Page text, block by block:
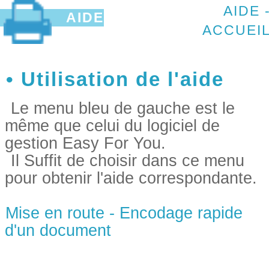
AIDE
AIDE
Utilisation de l'aide
Le menu bleu de gauche est le
même que celui du logiciel de
gestion Easy For You.
Il Suffit de choisir dans ce menu
pour obtenir l'aide correspondante.
Mise en route - Encodage rapide
d'un document